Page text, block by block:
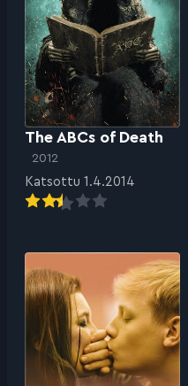
The ABCs of Death
2012
Katsottu 1.4.2014